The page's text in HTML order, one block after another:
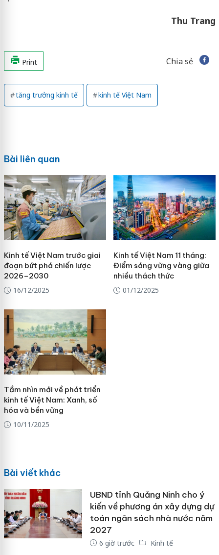
Thu Trang
Print Chia sẻ
tăng trưởng kinh tế kinh tế Việt Nam
Bài liên quan
Kinh tế Việt Nam trước giai
đoạn bứt phá chiến lược
2026–2030
16/12/2025
Kinh tế Việt Nam 11 tháng:
Điểm sáng vững vàng giữa
nhiều thách thức
01/12/2025
Tầm nhìn mới về phát triển
kinh tế Việt Nam: Xanh, số
hóa và bền vững
10/11/2025
Bài viết khác
UBND tỉnh Quảng Ninh cho ý
kiến về phương án xây dựng dự
toán ngân sách nhà nước năm
2027
6 giờ trước Kinh tế